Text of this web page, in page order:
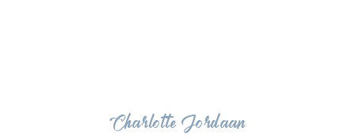
Charlotte Jordaan